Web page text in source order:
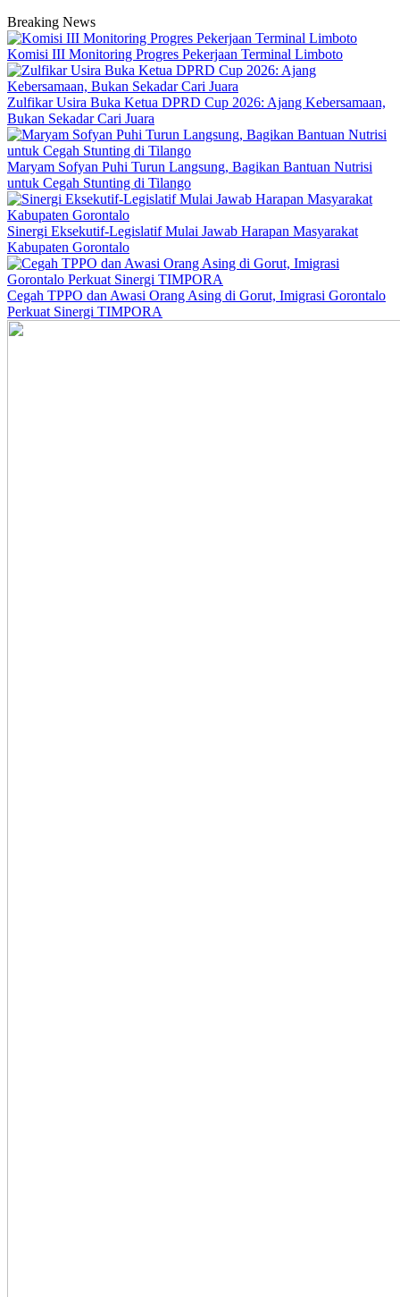
Breaking News
Komisi III Monitoring Progres Pekerjaan Terminal Limboto
Zulfikar Usira Buka Ketua DPRD Cup 2026: Ajang Kebersamaan,
Bukan Sekadar Cari Juara
Maryam Sofyan Puhi Turun Langsung, Bagikan Bantuan Nutrisi
untuk Cegah Stunting di Tilango
Sinergi Eksekutif-Legislatif Mulai Jawab Harapan Masyarakat
Kabupaten Gorontalo
Cegah TPPO dan Awasi Orang Asing di Gorut, Imigrasi Gorontalo
Perkuat Sinergi TIMPORA